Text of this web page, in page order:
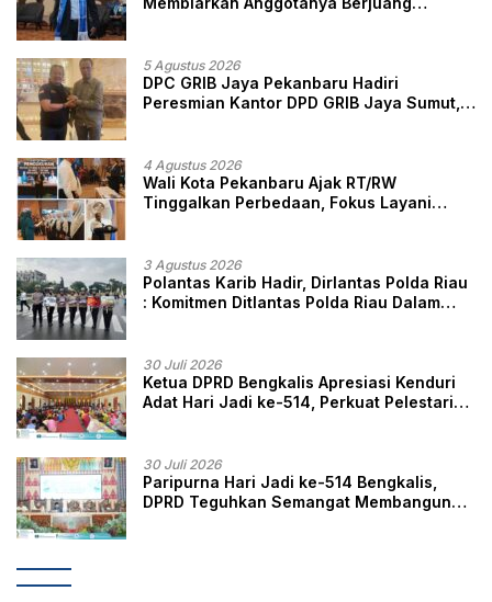
5 Agustus 2026
DPC GRIB Jaya Pekanbaru Hadiri
Peresmian Kantor DPD GRIB Jaya Sumut,
4 Agustus 2026
Wali Kota Pekanbaru Ajak RT/RW
Tinggalkan Perbedaan, Fokus Layani
3 Agustus 2026
Polantas Karib Hadir, Dirlantas Polda Riau
: Komitmen Ditlantas Polda Riau Dalam
30 Juli 2026
Ketua DPRD Bengkalis Apresiasi Kenduri
Adat Hari Jadi ke-514, Perkuat Pelestarian
30 Juli 2026
Paripurna Hari Jadi ke-514 Bengkalis,
DPRD Teguhkan Semangat Membangun